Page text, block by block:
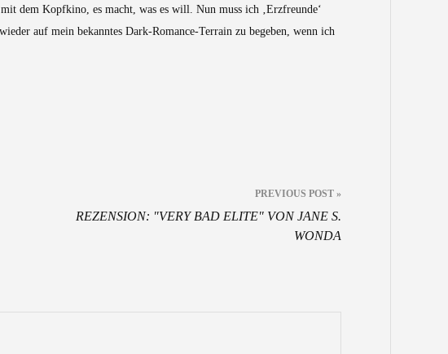
dem Kopfkino, es macht, was es will. Nun muss ich ‚Erzfreunde‘
auf mein bekanntes Dark-Romance-Terrain zu begeben, wenn ich
PREVIOUS POST »
REZENSION: "VERY BAD ELITE" VON JANE S.
WONDA